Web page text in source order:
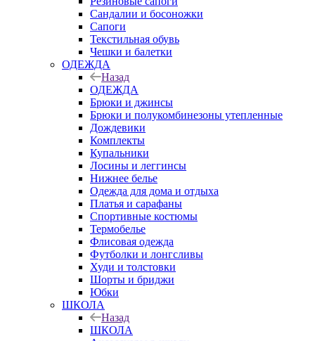
Сандалии и босоножки
Сапоги
Текстильная обувь
Чешки и балетки
ОДЕЖДА
Назад
ОДЕЖДА
Брюки и джинсы
Брюки и полукомбинезоны утепленные
Дождевики
Комплекты
Купальники
Лосины и леггинсы
Нижнее белье
Одежда для дома и отдыха
Платья и сарафаны
Спортивные костюмы
Термобелье
Флисовая одежда
Футболки и лонгсливы
Худи и толстовки
Шорты и бриджи
Юбки
ШКОЛА
Назад
ШКОЛА